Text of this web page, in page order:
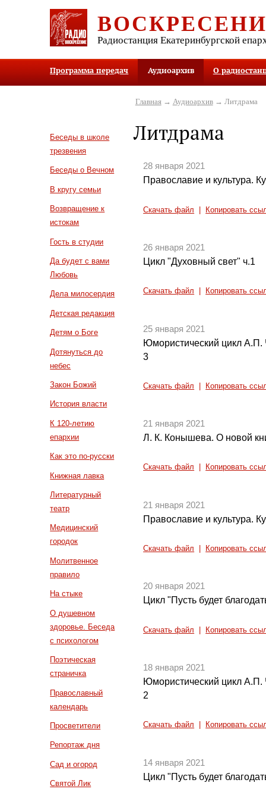
Радиостанция Екатеринбургской
Программа передач Аудиоархив О
Беседы в школе
трезвения
Беседы о Вечном
В кругу семьи
Возвращение к
истокам
Гость в студии
Да будет с вами
Любовь
Дела милосердия
Детская редакция
Детям о Боге
Дотянуться до
небес
Закон Божий
История власти
К 120-летию
епархии
Как это по-русски
Книжная лавка
Литературный
театр
Медицинский
городок
Молитвенное
правило
На стыке
О душевном
здоровье. Беседа
с психологом
Поэтическая
страничка
Православный
календарь
Просветители
Репортаж дня
Сад и огород
Святой Лик
Главная→ Аудиоархив→ Литдрама
Литдрама
28 января 2021
Православие и культура.
Скачать файл Копировать
26 января 2021
Цикл "Духовный свет" ч.1
Скачать файл Копировать
25 января 2021
Юмористический цикл А.П.
3
Скачать файл Копировать
21 января 2021
Л. К. Конышева. О новой
Скачать файл Копировать
21 января 2021
Православие и культура.
Скачать файл Копировать
20 января 2021
Цикл "Пусть будет
Скачать файл Копировать
18 января 2021
Юмористический цикл А.П.
2
Скачать файл Копировать
14 января 2021
Цикл "Пусть будет